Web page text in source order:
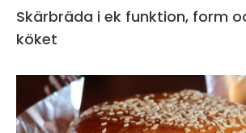
Skärbräda i ek funktion, form och omtanke i
köket